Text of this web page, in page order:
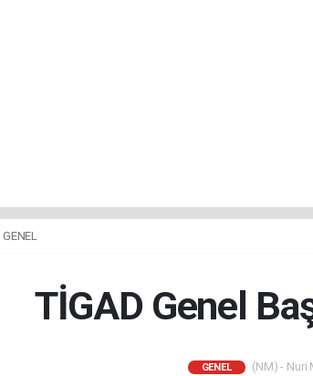
GENEL
TİGAD Genel
GENEL (NM) - Nuri